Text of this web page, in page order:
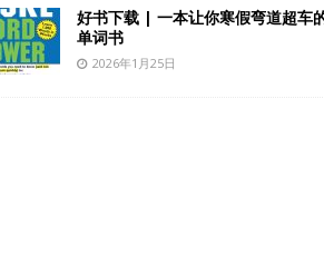
好书下载 | 一本让你寒假弯道超车
单词书
2026年1月25日